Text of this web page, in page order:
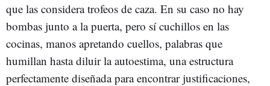
que las considera trofeos de caza. En su caso no hay
bombas junto a la puerta, pero sí cuchillos en las
cocinas, manos apretando cuellos, palabras que
humillan hasta diluir la autoestima, una estructura
perfectamente diseñada para encontrar justificaciones,